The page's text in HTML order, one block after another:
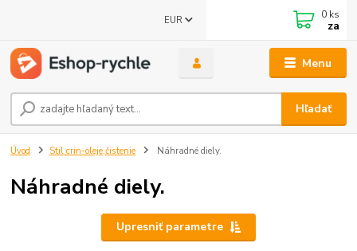
Menu
EUR
Hľadať
0 ks
za
Úvod Stil crin-oleje,čistenie Náhradné diely.
Náhradné diely.
Upresniť parametre